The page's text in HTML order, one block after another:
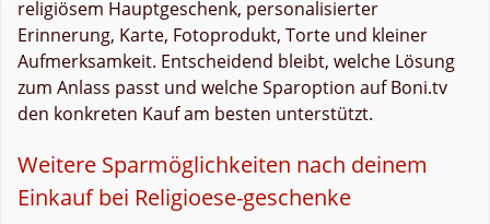
religiösem Hauptgeschenk, personalisierter
Erinnerung, Karte, Fotoprodukt, Torte und kleiner
Aufmerksamkeit. Entscheidend bleibt, welche Lösung
zum Anlass passt und welche Sparoption auf Boni.tv
den konkreten Kauf am besten unterstützt.
Weitere Sparmöglichkeiten nach deinem
Einkauf bei Religioese-geschenke